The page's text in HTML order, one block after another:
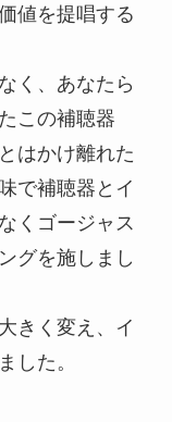
値を提唱する
く、あなたら
この補聴器
はかけ離れた
で補聴器とイ
くゴージャス
グを施しまし
きく変え、イ
した。